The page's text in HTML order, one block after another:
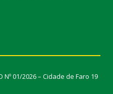
Nº 01/2026 – Cidade de Faro 19